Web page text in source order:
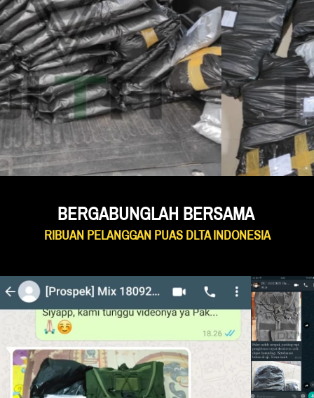
BERGABUNGLAH BERSAMA
RIBUAN PELANGGAN PUAS DLTA INDONESIA